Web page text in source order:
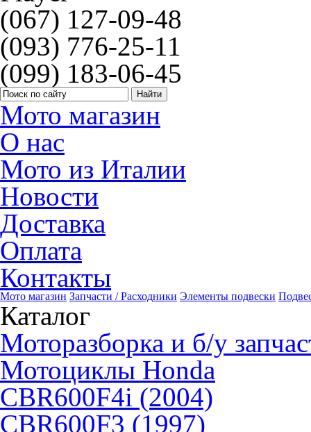
(067) 127-09-48
(093) 776-25-11
(099) 183-06-45
Мото магазин
О нас
Мото из Италии
Новости
Доставка
Оплата
Контакты
Мото магазин Запчасти / Расходники Элементы подвески
Каталог
Моторазборка и б/у
Мотоциклы Honda
CBR600F4i (2004)
CBR600F3 (1997)